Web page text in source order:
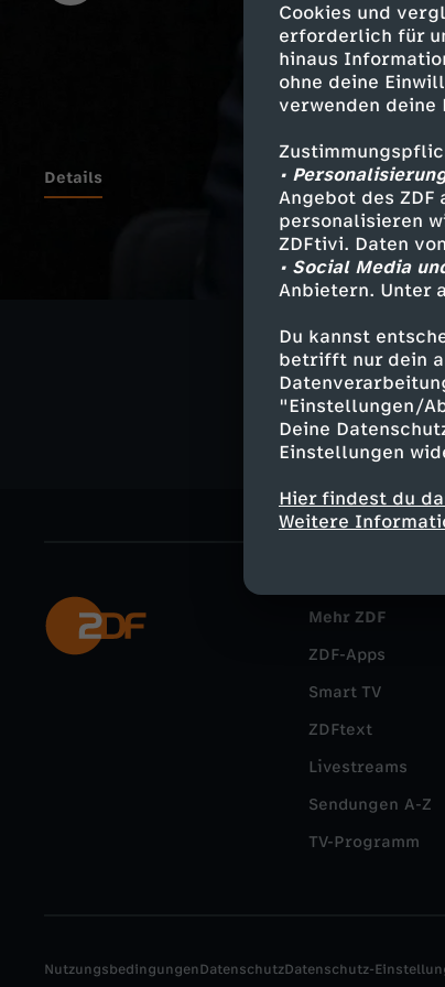
Cookies und
erforderlich für
hinaus
ohne deine
verwenden deine
•
Angebot des
personalisieren
ZDFtivi. Daten
• Social Media
Anbietern. Unter
Du kannst
betrifft nur dein
"Einstellungen/
Deine
Einstellungen
Hier findest du
Weitere
Details
Mehr ZDF
ZDF-Apps
Smart TV
ZDFtext
Livestreams
Sendungen A-Z
TV-Programm
NutzungsbedingungenDatenschutzDatenschutz-